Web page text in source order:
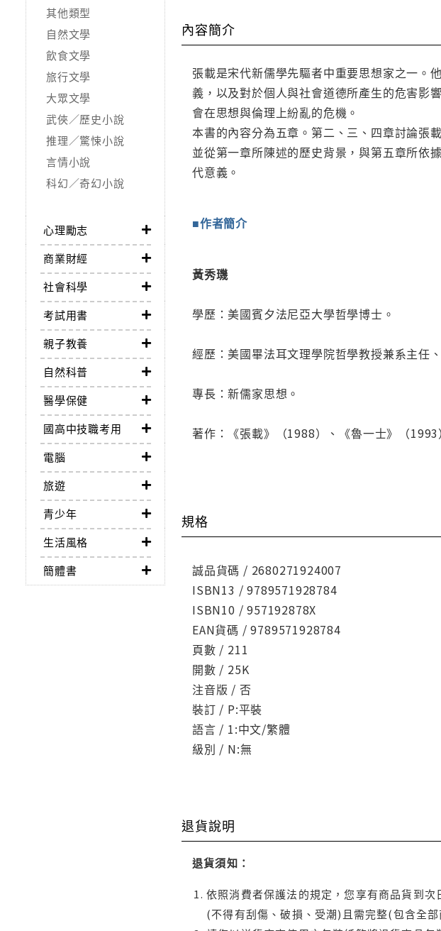
其他類型
自然文學
飲食文學
旅行文學
大眾文學
武俠／歷史小說
推理／驚悚小說
言情小說
科幻／奇幻小說
心理勵志
商業財經
社會科學
考試用書
親子教養
自然科普
醫學保健
國高中技職考用
電腦
旅遊
青少年
生活風格
簡體書
內容簡介
張載是宋代新儒學先驅者中重要思想家之一。
義，以及對於個人與社會道德所產生的危害影
會在思想與倫理上紛亂的危機。
本書的內容分為五章。第二、三、四章討論張
並從第一章所陳述的歷史背景，與第五章所依
代意義。
■作者簡介
黃秀璣
學歷：美國賓夕法尼亞大學哲學博士。
經歷：美國畢法耳文理學院哲學教授兼系主任
專長：新儒家思想。
著作：《張載》（1988）、《魯一士》（1993
規格
誠品貨碼 / 2680271924007
ISBN13 / 9789571928784
ISBN10 / 957192878X
EAN貨碼 / 9789571928784
頁數 / 211
開數 / 25K
注音版 / 否
裝訂 / P:平裝
語言 / 1:中文/繁體
級別 / N:無
退貨說明
退貨須知：
依照消費者保護法的規定，您享有商品貨到
(不得有刮傷、破損、受潮)且需完整(包含全